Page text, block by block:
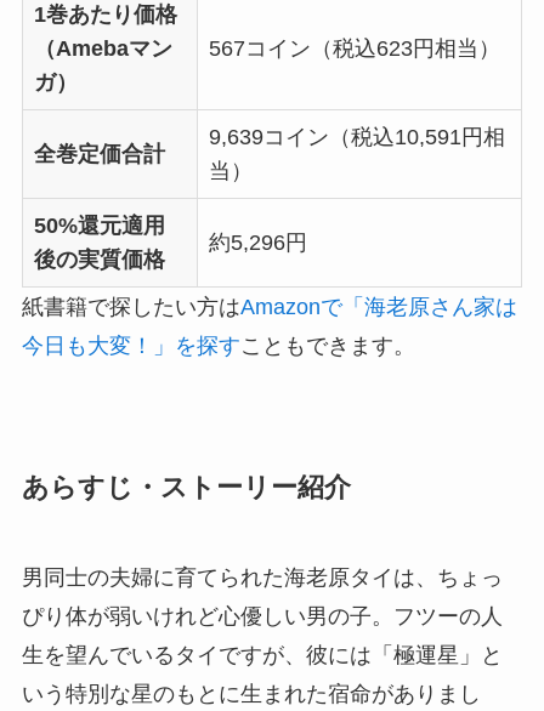
1巻あたり価格
（Amebaマン
ガ）
567コイン（税込623円相当）
全巻定価合計
9,639コイン（税込10,591円相
当）
50%還元適用
後の実質価格
約5,296円
紙書籍で探したい方はAmazonで「海老原さん家は
今日も大変！」を探すこともできます。
あらすじ・ストーリー紹介
男同士の夫婦に育てられた海老原タイは、ちょっ
ぴり体が弱いけれど心優しい男の子。フツーの人
生を望んでいるタイですが、彼には「極運星」と
いう特別な星のもとに生まれた宿命がありまし